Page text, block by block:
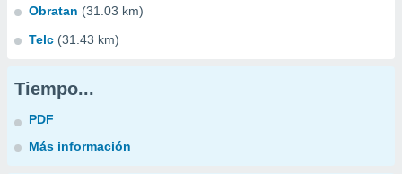
Obratan (31.03 km)
Telc (31.43 km)
Tiempo...
PDF
Más información